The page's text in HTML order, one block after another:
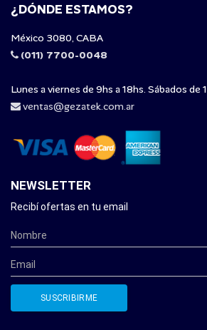
¿DÓNDE ESTAMOS?
México 3080, CABA
(011) 7700-0048
Lunes a viernes de 9hs a 18hs. Sábados de
ventas@gezatek.com.ar
NEWSLETTER
Recibí ofertas en tu email